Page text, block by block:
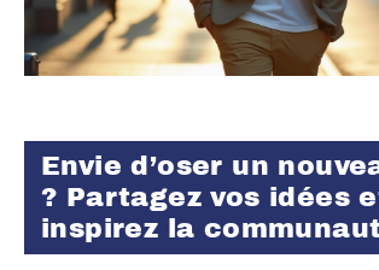
Envie d’oser un
? Partagez vos idées
inspirez la